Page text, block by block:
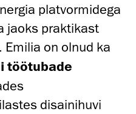
platvormidega
jaoks praktikast
on olnud ka
töötubade
disainihuvi